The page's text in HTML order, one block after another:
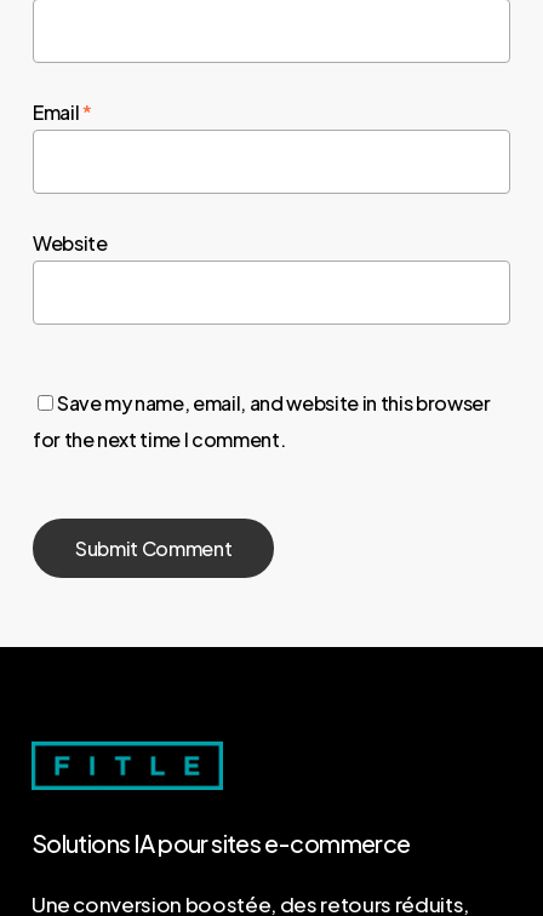
Email*
Website
Save my name, email, and website in this browser
for the next time I comment.
Solutions IApoursitese-commerce
Une conversion boostée, des retours réduits,